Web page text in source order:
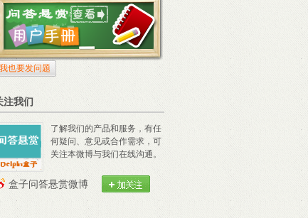
我也要发问题
注我们
了解我们的产品和服务，有任
何疑问、意见或合作需求，可
关注本微博与我们在线沟通。
盒子问答悬赏微博